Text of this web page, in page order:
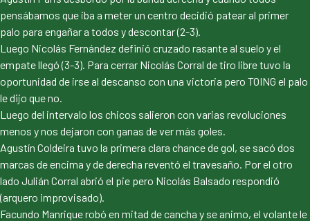
pensábamos que iba a meter un centro decidió patear al primer
palo para engañar a todos y descontar (2-3).
Luego Nicolás Fernández definió cruzado rasante al suelo y el
empate llegó (3-3). Para cerrar Nicolás Corral de tiro libre tuvo la
oportunidad de irse al descanso con una victoria pero TOING el palo
le dijo que no.
Luego del intervalo los chicos salieron con varias revoluciones
menos y nos dejaron con ganas de ver más goles.
Agustín Coldeira tuvo la primera clara chance de gol, se sacó dos
marcas de encima y de derecha reventó el travesaño. Por el otro
lado Julián Corral abrió el pie pero Nicolás Balsado respondió
(arquero improvisado).
Facundo Manrique robó en mitad de cancha y se animo, el volante le